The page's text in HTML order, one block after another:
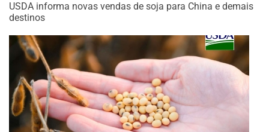
USDA informa novas vendas de soja para China e demais
destinos